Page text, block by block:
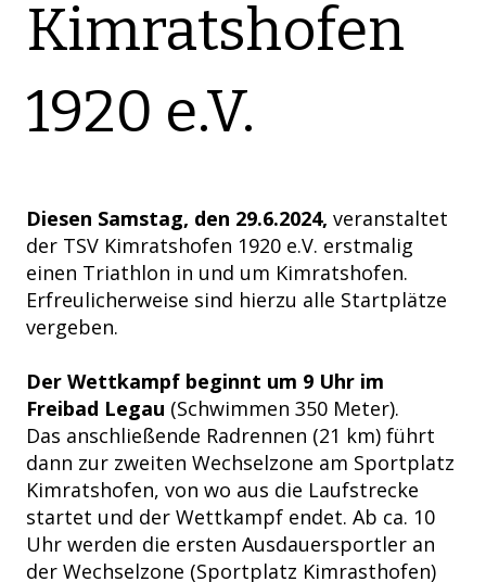
Kimratshofen
1920 e.V.
Diesen Samstag, den 29.6.2024, veranstaltet
der TSV Kimratshofen 1920 e.V. erstmalig
einen Triathlon in und um Kimratshofen.
Erfreulicherweise sind hierzu alle Startplätze
vergeben.
Der Wettkampf beginnt um 9 Uhr im
Freibad Legau (Schwimmen 350 Meter).
Das anschließende Radrennen (21 km) führt
dann zur zweiten Wechselzone am Sportplatz
Kimratshofen, von wo aus die Laufstrecke
startet und der Wettkampf endet. Ab ca. 10
Uhr werden die ersten Ausdauersportler an
der Wechselzone (Sportplatz Kimrasthofen)